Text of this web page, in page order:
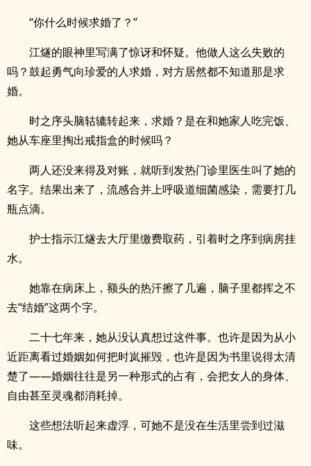
“你什么时候求婚了？”
江燧的眼神里写满了惊讶和怀疑。他做人这么失败的
吗？鼓起勇气向珍爱的人求婚，对方居然都不知道那是求
婚。
时之序头脑轱辘转起来，求婚？是在和她家人吃完饭、
她从车座里掏出戒指盒的时候吗？
两人还没来得及对账，就听到发热门诊里医生叫了她的
名字。结果出来了，流感合并上呼吸道细菌感染，需要打几
瓶点滴。
护士指示江燧去大厅里缴费取药，引着时之序到病房挂
水。
她靠在病床上，额头的热汗擦了几遍，脑子里都挥之不
去“结婚”这两个字。
二十七年来，她从没认真想过这件事。也许是因为从小
近距离看过婚姻如何把时岚摧毁，也许是因为书里说得太清
楚了——婚姻往往是另一种形式的占有，会把女人的身体、
自由甚至灵魂都消耗掉。
这些想法听起来虚浮，可她不是没在生活里尝到过滋
味。